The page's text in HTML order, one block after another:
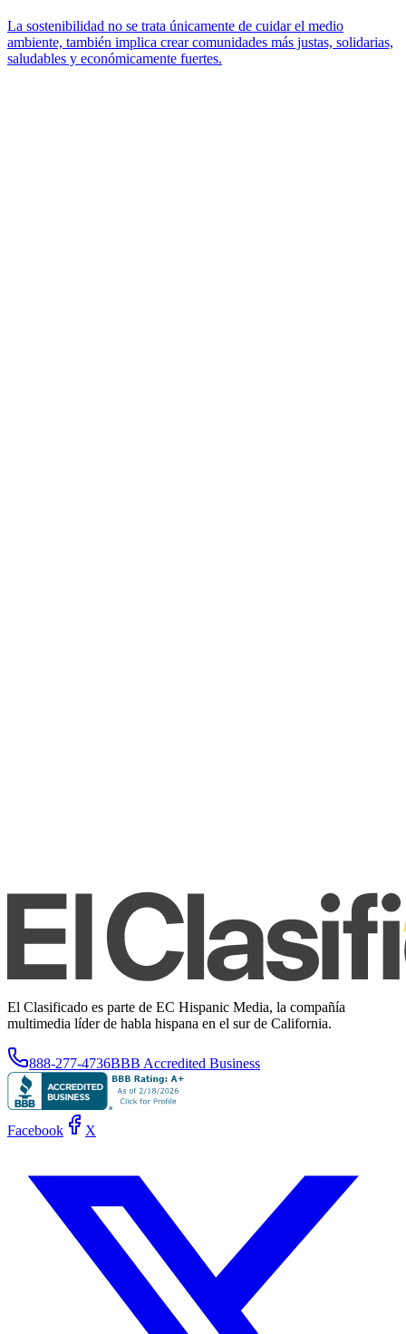
La sostenibilidad no se trata únicamente de cuidar el medio
ambiente, también implica crear comunidades más justas, solidarias,
saludables y económicamente fuertes.
El Clasificado es parte de EC Hispanic Media, la compañía
multimedia líder de habla hispana en el sur de California.
888-277-4736BBB Accredited Business
Facebook X